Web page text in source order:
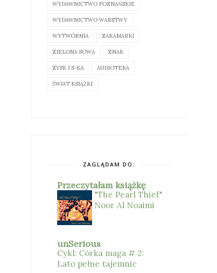
WYDAWNICTWO POZNAŃSKIE
WYDAWNICTWO WARSTWY
WYTWÓRNIA ZAKAMARKI
ZIELONA SOWA ZNAK
ZYSK I S-KA AUDIOTEKA
ŚWIAT KSIĄŻKI
ZAGLĄDAM DO:
Przeczytałam książkę
"The Pearl Thief"
Noor Al Noaimi
unSerious
Cykl: Córka maga # 2:
Lato pełne tajemnic